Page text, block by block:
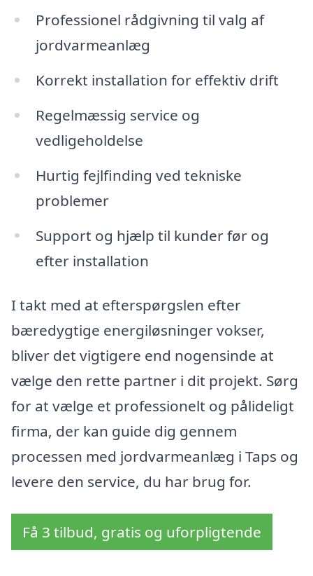
Professionel rådgivning til valg af
jordvarmeanlæg
Korrekt installation for effektiv drift
Regelmæssig service og
vedligeholdelse
Hurtig fejlfinding ved tekniske
problemer
Support og hjælp til kunder før og
efter installation
I takt med at efterspørgslen efter
bæredygtige energiløsninger vokser,
bliver det vigtigere end nogensinde at
vælge den rette partner i dit projekt. Sørg
for at vælge et professionelt og pålideligt
firma, der kan guide dig gennem
processen med jordvarmeanlæg i Taps og
levere den service, du har brug for.
Få 3 tilbud, gratis og uforpligtende